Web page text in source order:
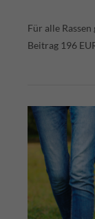
Für alle Rassen
Beitrag 196